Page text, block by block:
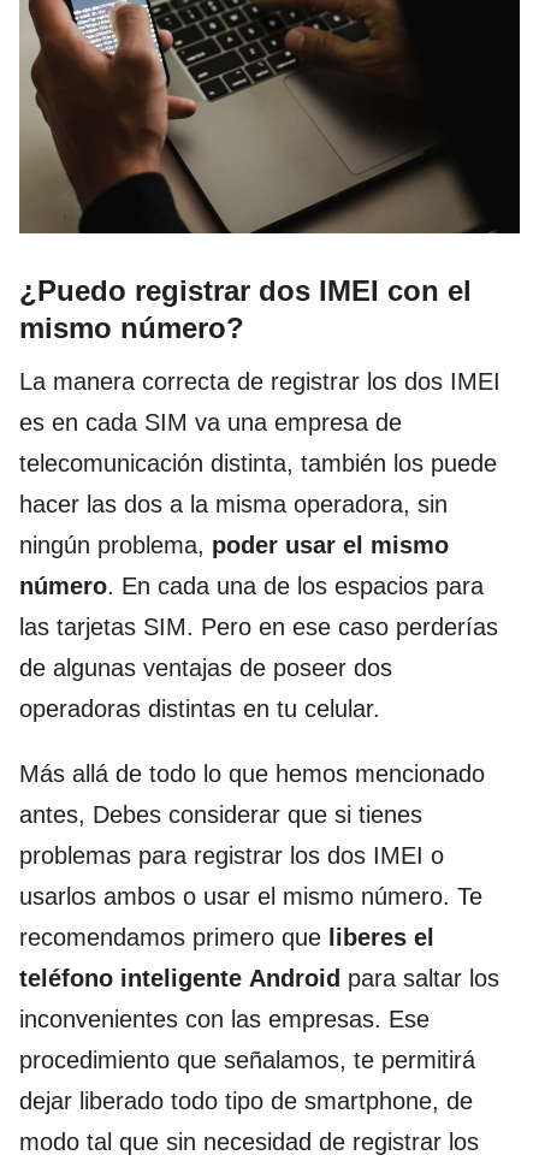
¿Puedo registrar dos IMEI con el
mismo número?
La manera correcta de registrar los dos IMEI
es en cada SIM va una empresa de
telecomunicación distinta, también los puede
hacer las dos a la misma operadora, sin
ningún problema, poder usar el mismo
número. En cada una de los espacios para
las tarjetas SIM. Pero en ese caso perderías
de algunas ventajas de poseer dos
operadoras distintas en tu celular.
Más allá de todo lo que hemos mencionado
antes, Debes considerar que si tienes
problemas para registrar los dos IMEI o
usarlos ambos o usar el mismo número. Te
recomendamos primero que liberes el
teléfono inteligente Android para saltar los
inconvenientes con las empresas. Ese
procedimiento que señalamos, te permitirá
dejar liberado todo tipo de smartphone, de
modo tal que sin necesidad de registrar los